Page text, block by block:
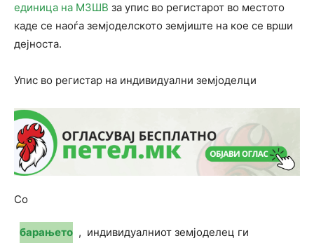
единица на МЗШВ за упис во регистарот во местото
каде се наоѓа земјоделското земјиште на кое се врши
дејноста.
Упис во регистар на индивидуални земјоделци
Со
барањето , индивидуалниот земјоделец ги